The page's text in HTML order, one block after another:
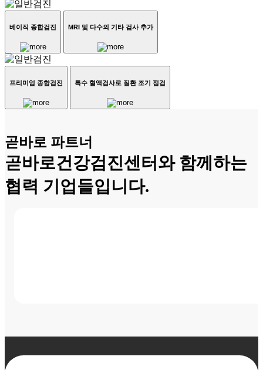
베이직 종합검진 MRI 및 다수의 기타 검사 추가
프리미엄 종합검진 특수 혈액검사로 질환 조기 점검
곧바로 파트너
곧바로건강검진센터와 함께하는
협력 기업들입니다.